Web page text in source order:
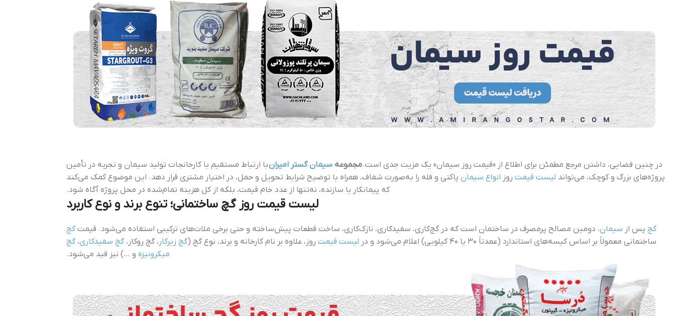
در چنین فضایی، داشتن مرجع مطمئن برای اطلاع از «قیمت روز سیمان» یک مزیت جدی است.مجموعه سیمان گستر امیرانبا ارتباط مستقیم با کارخانجات تولید سیمان و تجربه در تأمین
پروژه‌های بزرگ و کوچک، می‌تواند لیست قیمت روز انواع سیمان پاکتی و فله را به‌صورت شفاف، همراه با توضیح شرایط تحویل و حمل، در اختیار مشتری قرار دهد. این موضوع کمک می‌کند
که پیمانکار یا سازنده، نه‌تنها از عدد خام قیمت، بلکه از کل هزینه تمام‌شده در محل پروژه آگاه شود.
لیست قیمت روز گچ ساختمانی؛ تنوع برند و نوع کاربرد
گچ پس از سیمان، دومین مصالح پرمصرف در ساختمان است که در گچ‌کاری، سفیدکاری، نازک‌کاری، ساخت قطعات پیش‌ساخته و حتی برخی ملات‌های ترکیبی استفاده می‌شود. قیمتگچ
ساختمانی معمولاً بر اساس کیسه‌های استاندارد (عمدتاً ۳۰ یا ۴۰ کیلویی) اعلام می‌شود و در
لیست قیمت روز، علاوه بر نام کارخانه و برند، نوع گچ (گچ زیرکار ، گچ روکار،گچ سفیدکاری،گچ
میکرونیزه و …) نیز قید می‌شود.